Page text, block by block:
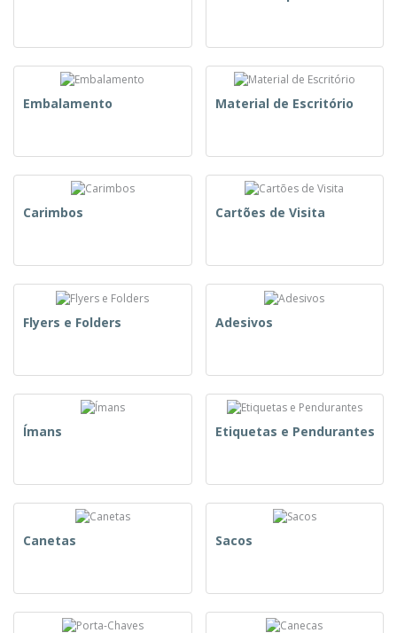
Embalamento Material de Escritório
Carimbos Cartões de Visita
Flyers e Folders Adesivos
Ímans Etiquetas e Pendurantes
Canetas Sacos